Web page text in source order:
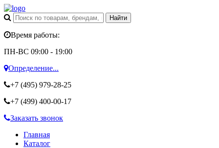
Время работы:
ПН-ВС 09:00 - 19:00
Определение...
+7 (495) 979-28-25
+7 (499) 400-00-17
Заказать звонок
Главная
Каталог